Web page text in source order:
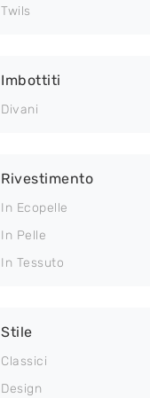
Twils
Imbottiti
Divani
Rivestimento
In Ecopelle
In Pelle
In Tessuto
Stile
Classici
Design